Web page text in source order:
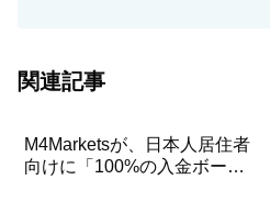
関連記事
M4Marketsが、日本人居住者
向けに「100%の入金ボーナ